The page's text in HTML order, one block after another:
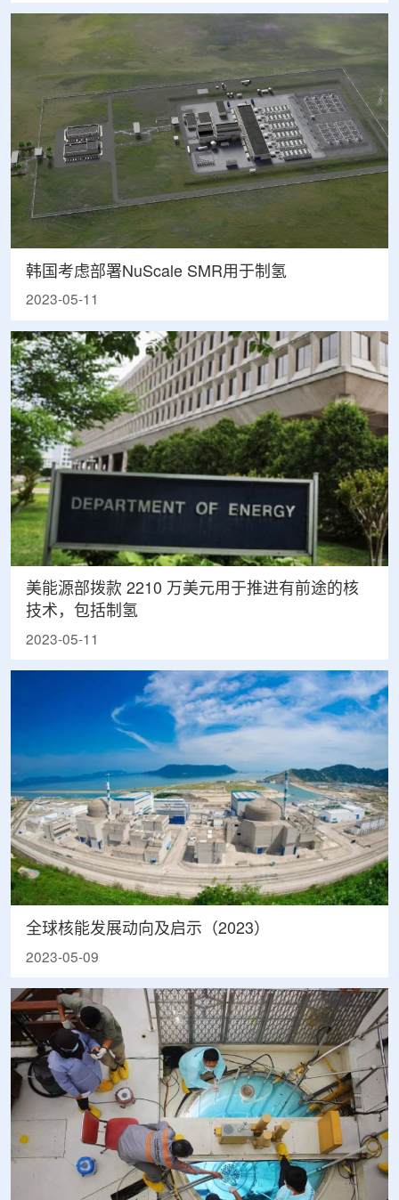
韩国考虑部署NuScale SMR用于制氢
2023-05-11
美能源部拨款 2210 万美元用于推进有前途的核
技术，包括制氢
2023-05-11
全球核能发展动向及启示（2023）
2023-05-09